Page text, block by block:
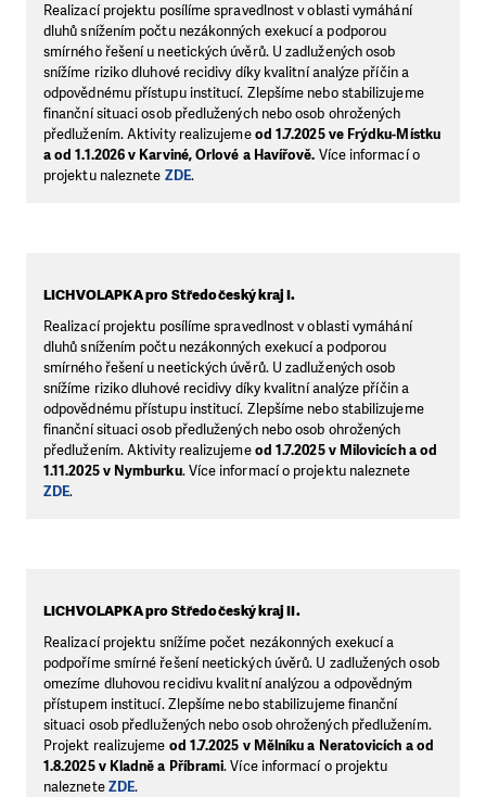
Realizací projektu posílíme spravedlnost v oblasti vymáhání
dluhů snížením počtu nezákonných exekucí a podporou
smírného řešení u neetických úvěrů. U zadlužených osob
snížíme riziko dluhové recidivy díky kvalitní analýze příčin a
odpovědnému přístupu institucí. Zlepšíme nebo stabilizujeme
finanční situaci osob předlužených nebo osob ohrožených
předlužením. Aktivity realizujemeod 1.7.2025 ve Frýdku-Místku
a od 1.1.2026 v Karviné, Orlové a Havířově. Více informací o
projektu naleznete ZDE.
LICHVOLAPKA pro Středočeský kraj I.
Realizací projektu posílíme spravedlnost v oblasti vymáhání
dluhů snížením počtu nezákonných exekucí a podporou
smírného řešení u neetických úvěrů. U zadlužených osob
snížíme riziko dluhové recidivy díky kvalitní analýze příčin a
odpovědnému přístupu institucí. Zlepšíme nebo stabilizujeme
finanční situaci osob předlužených nebo osob ohrožených
předlužením. Aktivity realizujemeod 1.7.2025 v Milovicích a od
1.11.2025 v Nymburku. Více informací o projektu naleznete
ZDE.
LICHVOLAPKA pro Středočeský kraj II.
Realizací projektu snížíme počet nezákonných exekucí a
podpoříme smírné řešení neetických úvěrů. U zadlužených osob
omezíme dluhovou recidivu kvalitní analýzou a odpovědným
přístupem institucí. Zlepšíme nebo stabilizujeme finanční
situaci osob předlužených nebo osob ohrožených předlužením.
Projekt realizujeme od 1.7.2025 v Mělníku a Neratovicích a od
1.8.2025 v Kladně a Příbrami. Více informací o projektu
nalezneteZDE.